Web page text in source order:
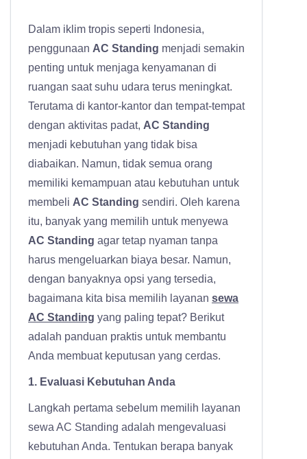
Dalam iklim tropis seperti Indonesia,
penggunaan AC Standing menjadi semakin
penting untuk menjaga kenyamanan di
ruangan saat suhu udara terus meningkat.
Terutama di kantor-kantor dan tempat-tempat
dengan aktivitas padat, AC Standing
menjadi kebutuhan yang tidak bisa
diabaikan. Namun, tidak semua orang
memiliki kemampuan atau kebutuhan untuk
membeli AC Standing sendiri. Oleh karena
itu, banyak yang memilih untuk menyewa
AC Standing agar tetap nyaman tanpa
harus mengeluarkan biaya besar. Namun,
dengan banyaknya opsi yang tersedia,
bagaimana kita bisa memilih layanan sewa
AC Standing yang paling tepat? Berikut
adalah panduan praktis untuk membantu
Anda membuat keputusan yang cerdas.
1. Evaluasi Kebutuhan Anda
Langkah pertama sebelum memilih layanan
sewa AC Standing adalah mengevaluasi
kebutuhan Anda. Tentukan berapa banyak